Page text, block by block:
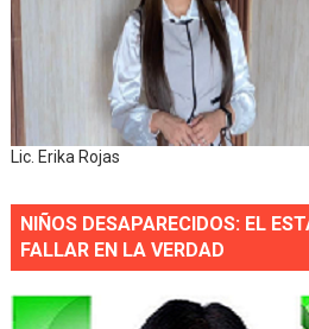
Lic. Erika Rojas
NIÑOS DESAPARECIDOS: EL
FALLAR EN LA VERDAD